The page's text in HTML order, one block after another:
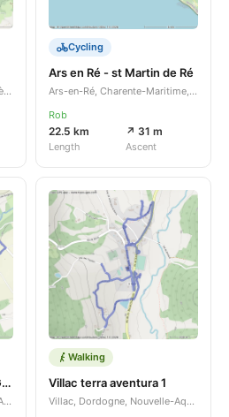
Saint-Cirgues-la-Loutre, Corrèze, Nouvelle-Aquitaine, FR
Cycling
Ars en Ré - st Martin de Ré
Ars-en-Ré, Charente-Maritime, Nouvelle-Aquitaine, FR
Rob
22.5 km
Length
↗ 31 m
Ascent
Rondje Poursac - Saint-Georges
Poursac, Charente, Nouvelle-Aquitaine, FR
Walking
Villac terra aventura 1
Villac, Dordogne, Nouvelle-Aquitaine, FR